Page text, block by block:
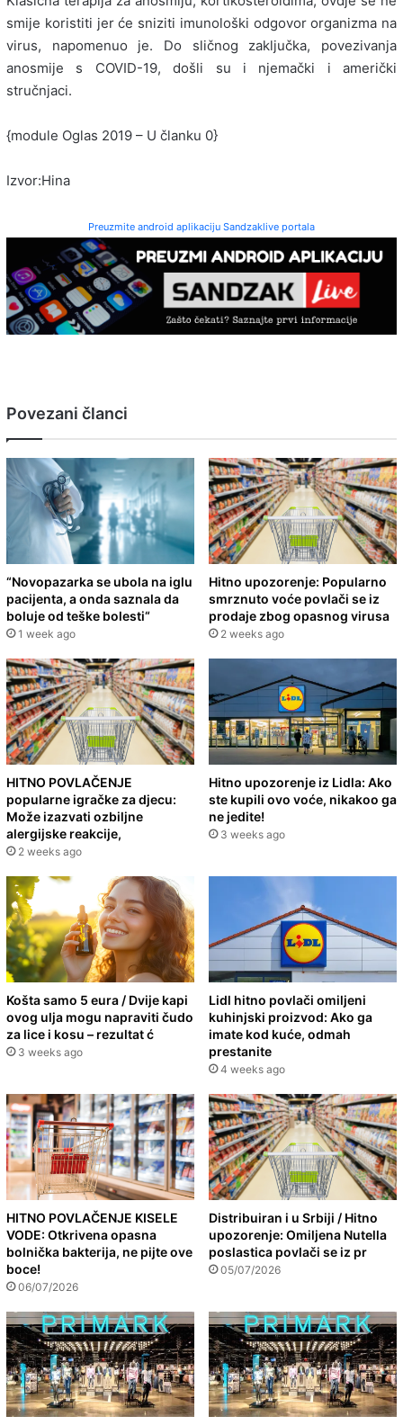
smije koristiti jer će sniziti imunološki odgovor organizma na
virus, napomenuo je. Do sličnog zaključka, povezivanja
anosmije s COVID-19, došli su i njemački i američki
stručnjaci.
{module Oglas 2019 – U članku 0}
Izvor:Hina
Preuzmite android aplikaciju Sandzaklive portala
Povezani članci
“Novopazarka se ubola na iglu
pacijenta, a onda saznala da
boluje od teške bolesti“
1 week ago
Hitno upozorenje: Popularno
smrznuto voće povlači se iz
prodaje zbog opasnog virusa
2 weeks ago
HITNO POVLAČENJE
popularne igračke za djecu:
Može izazvati ozbiljne
alergijske reakcije,
2 weeks ago
Hitno upozorenje iz Lidla: Ako
ste kupili ovo voće, nikakoo ga
ne jedite!
3 weeks ago
Košta samo 5 eura / Dvije kapi
ovog ulja mogu napraviti čudo
za lice i kosu – rezultat ć
3 weeks ago
Lidl hitno povlači omiljeni
kuhinjski proizvod: Ako ga
imate kod kuće, odmah
prestanite
4 weeks ago
HITNO POVLAČENJE KISELE
VODE: Otkrivena opasna
bolnička bakterija, ne pijte ove
boce!
06/07/2026
Distribuiran i u Srbiji / Hitno
upozorenje: Omiljena Nutella
poslastica povlači se iz pr
05/07/2026